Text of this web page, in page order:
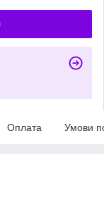
Оплата Умови